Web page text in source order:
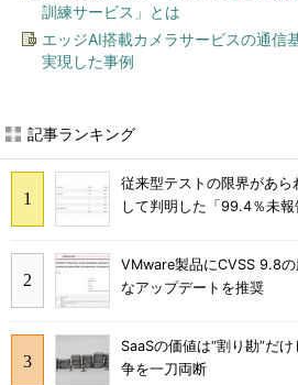
訓練サービス」とは
エッジAI搭載カメラサービスの通信
実現した事例
記事ランキング
従来型テストの限界があ
して判明した「99.4％未
VMware製品にCVSS 9.8
なアップデートを推奨
SaaSの価値は“割り勘”だ
争を一刀両断